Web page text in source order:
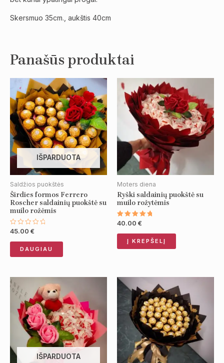
Skersmuo 35cm., aukštis 40cm
Panašūs produktai
IŠPARDUOTA
Saldžios puokštės
Širdies formos Ferrero
Roscher saldainių puokštė su
muilo rožėmis
Įvertinimas:
iš
45.00 €
DAUGIAU
Moters diena
Ryški saldainių puokštė su
muilo rožytėmis
Įvertinimas:
iš 5
40.00 €
Į KREPŠELĮ
IŠPARDUOTA